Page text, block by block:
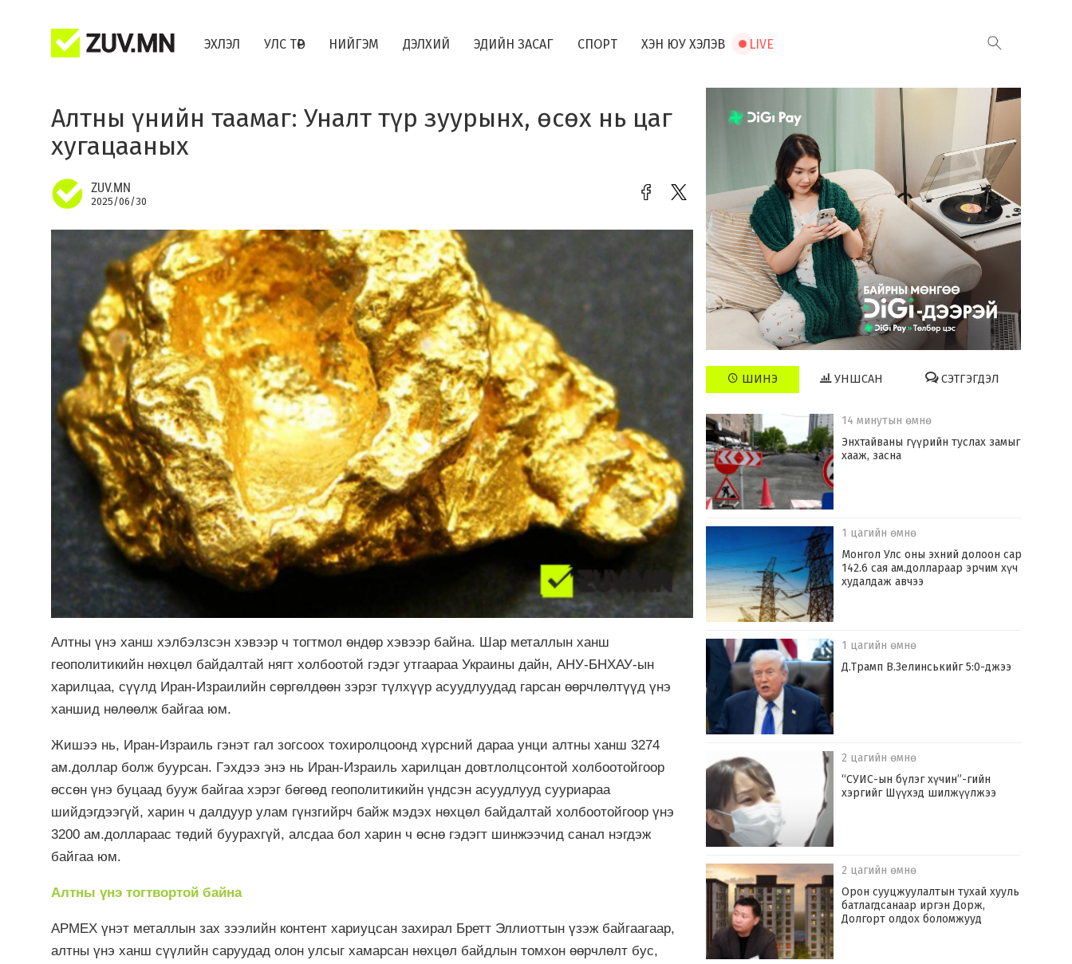
ЭХЛЭЛ УЛС ТӨР НИЙГЭМ ДЭЛХИЙ ЭДИЙН ЗАСАГ СПОРТ ХЭН ЮУ ХЭЛЭВ LIVE
Алтны үнийн таамаг: Уналт түр зуурынх, өсөх нь цаг
хугацааных
ZUV.MN
2025/06/30
Алтны үнэ ханш хэлбэлзсэн хэвээр ч тогтмол өндөр хэвээр байна. Шар металлын ханш
геополитикийн нөхцөл байдалтай нягт холбоотой гэдэг утгаараа Украины дайн, АНУ-БНХАУ-ын
харилцаа, сүүлд Иран-Израилийн сөргөлдөөн зэрэг түлхүүр асуудлуудад гарсан өөрчлөлтүүд үнэ
ханшид нөлөөлж байгаа юм.
Жишээ нь, Иран-Израиль гэнэт гал зогсоох тохиролцоонд хүрсний дараа унци алтны ханш 3274
ам.доллар болж буурсан. Гэхдээ энэ нь Иран-Израиль харилцан довтлолцсонтой холбоотойгоор
өссөн үнэ буцаад бууж байгаа хэрэг бөгөөд геополитикийн үндсэн асуудлууд сууриараа
шийдэгдээгүй, харин ч далдуур улам гүнзгийрч байж мэдэх нөхцөл байдалтай холбоотойгоор үнэ
3200 ам.доллараас төдий буурахгүй, алсдаа бол харин ч өснө гэдэгт шинжээчид санал нэгдэж
байгаа юм.
Алтны үнэ тогтвортой байна
APMEX үнэт металлын зах зээлийн контент хариуцсан захирал Бретт Эллиоттын үзэж байгаагаар,
алтны үнэ ханш сүүлийн саруудад олон улсыг хамарсан нөхцөл байдлын томхон өөрчлөлт бус,
ШИНЭ УНШСАН СЭТГЭГДЭЛ
14 минутын өмнө
Энхтайваны гүүрийн туслах замыг
хааж, засна
1 цагийн өмнө
Монгол Улс оны эхний долоон сард
142.6 сая ам.доллараар эрчим хүч
худалдаж авчээ
1 цагийн өмнө
Д.Трамп В.Зелинськийг 5:0-джээ
2 цагийн өмнө
“СУИС-ын бүлэг хүчин”-гийн
хэргийг Шүүхэд шилжүүлжээ
2 цагийн өмнө
Орон сууцжуулалтын тухай хууль
батлагдсанаар иргэн Дорж,
Долгорт олдох боломжууд